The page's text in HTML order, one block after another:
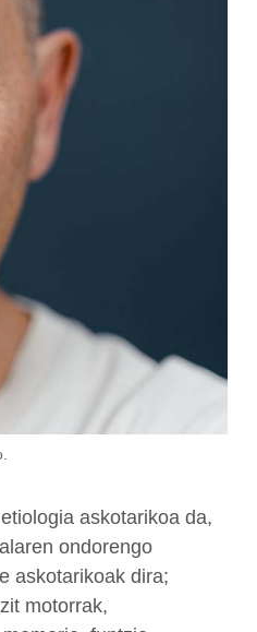
askotarikoa da,
ondorengo
askotarikoak dira;
motorrak,